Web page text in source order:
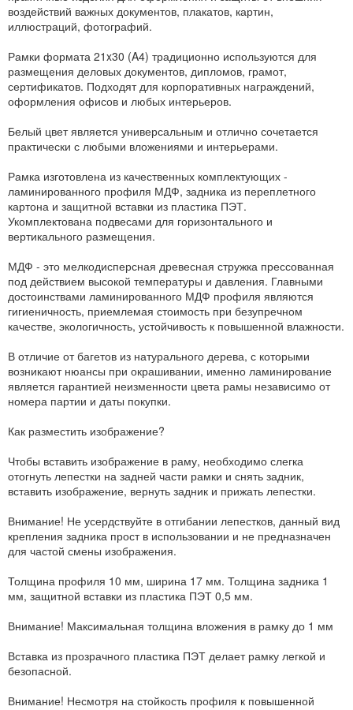
воздействий важных документов, плакатов, картин,
иллюстраций, фотографий.
Рамки формата 21x30 (A4) традиционно используются для
размещения деловых документов, дипломов, грамот,
сертификатов. Подходят для корпоративных награждений,
оформления офисов и любых интерьеров.
Белый цвет является универсальным и отлично сочетается
практически с любыми вложениями и интерьерами.
Рамка изготовлена из качественных комплектующих -
ламинированного профиля МДФ, задника из переплетного
картона и защитной вставки из пластика ПЭТ.
Укомплектована подвесами для горизонтального и
вертикального размещения.
МДФ - это мелкодисперсная древесная стружка прессованная
под действием высокой температуры и давления. Главными
достоинствами ламинированного МДФ профиля являются
гигиеничность, приемлемая стоимость при безупречном
качестве, экологичность, устойчивость к повышенной влажности.
В отличие от багетов из натурального дерева, с которыми
возникают нюансы при окрашивании, именно ламинирование
является гарантией неизменности цвета рамы независимо от
номера партии и даты покупки.
Как разместить изображение?
Чтобы вставить изображение в раму, необходимо слегка
отогнуть лепестки на задней части рамки и снять задник,
вставить изображение, вернуть задник и прижать лепестки.
Внимание! Не усердствуйте в отгибании лепестков, данный вид
крепления задника прост в использовании и не предназначен
для частой смены изображения.
Толщина профиля 10 мм, ширина 17 мм. Толщина задника 1
мм, защитной вставки из пластика ПЭТ 0,5 мм.
Внимание! Максимальная толщина вложения в рамку до 1 мм
Вставка из прозрачного пластика ПЭТ делает рамку легкой и
безопасной.
Внимание! Несмотря на стойкость профиля к повышенной